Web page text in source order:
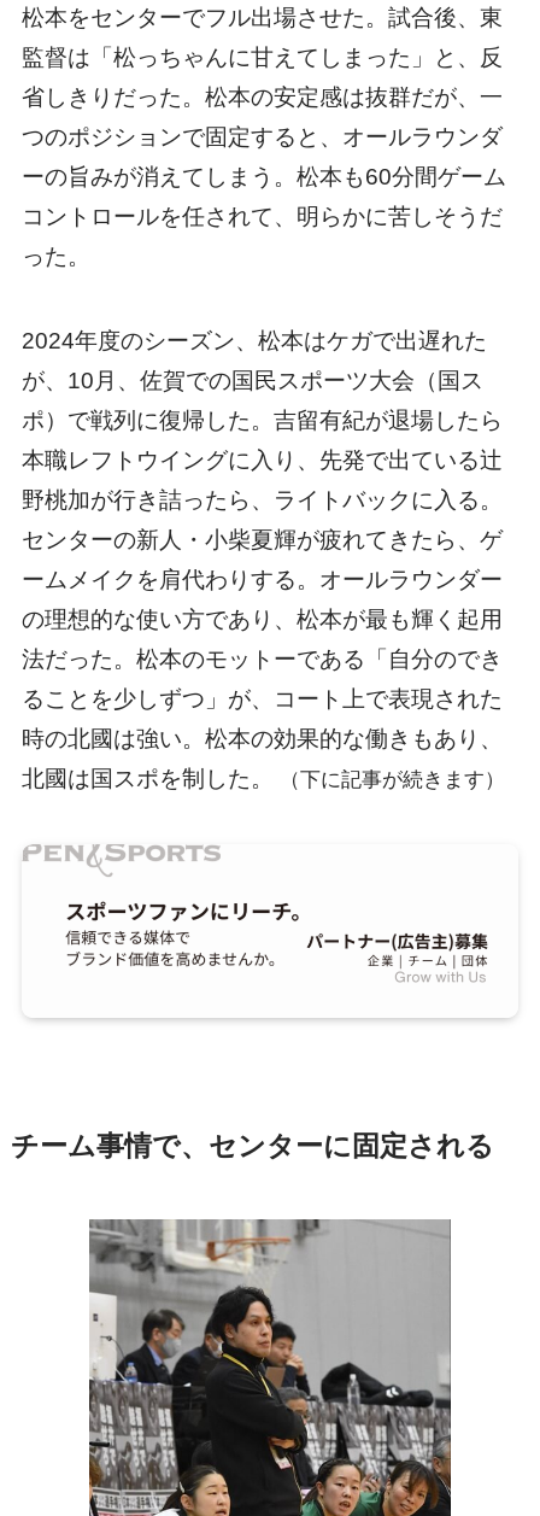
松本をセンターでフル出場させた。試合後、東
監督は「松っちゃんに甘えてしまった」と、反
省しきりだった。松本の安定感は抜群だが、一
つのポジションで固定すると、オールラウンダ
ーの旨みが消えてしまう。松本も60分間ゲーム
コントロールを任されて、明らかに苦しそうだ
った。
2024年度のシーズン、松本はケガで出遅れた
が、10月、佐賀での国民スポーツ大会（国ス
ポ）で戦列に復帰した。吉留有紀が退場したら
本職レフトウイングに入り、先発で出ている辻
野桃加が行き詰ったら、ライトバックに入る。
センターの新人・小柴夏輝が疲れてきたら、ゲ
ームメイクを肩代わりする。オールラウンダー
の理想的な使い方であり、松本が最も輝く起用
法だった。松本のモットーである「自分のでき
ることを少しずつ」が、コート上で表現された
時の北國は強い。松本の効果的な働きもあり、
北國は国スポを制した。
（下に記事が続きます）
チーム事情で、センターに固定される